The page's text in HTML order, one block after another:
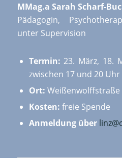
MMag.a Sarah Scharf-
Pädagogin,
unter Supervision
Termin: 23. März, 18.
zwischen 17 und 20 Uhr
Ort: Weißenwolffstraße
Kosten: freie Spende
Anmeldung über